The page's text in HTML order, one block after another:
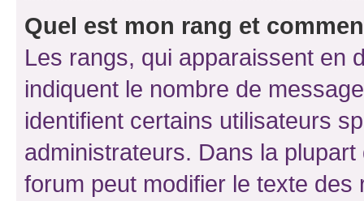
Quel est mon rang et
Les rangs, qui apparaissent en
indiquent le nombre de
identifient certains utilisateurs
administrateurs. Dans la
forum peut modifier le texte